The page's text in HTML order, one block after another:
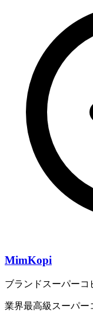
MimKopi
ブランドスーパーコ
業界最高級スーパー